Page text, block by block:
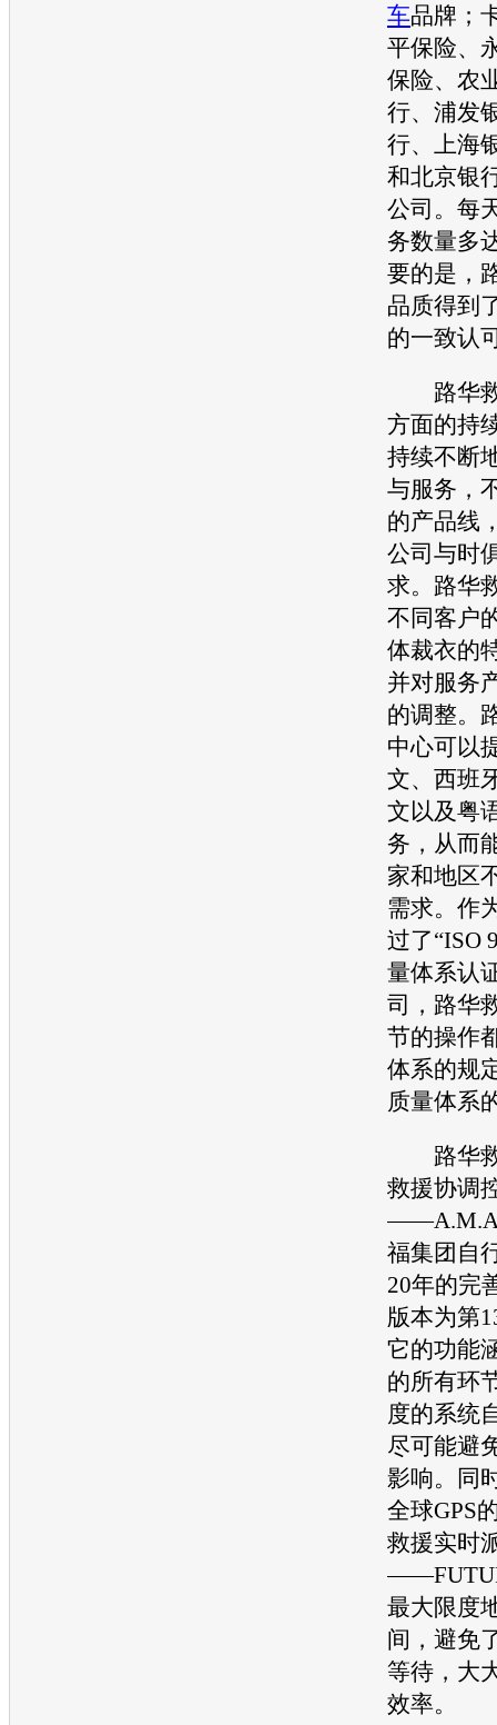
车品牌；
平保险、
保险、农
行、浦发
行、上海
和北京银
公司。每
务数量多
要的是，
品质得到
的一致认
路华救
方面的持
持续不断
与服务，
的产品线
公司与时
求。路华
不同客户
体裁衣的
并对服务
的调整。
中心可以
文、西班
文以及粤
务，从而
家和地区
需求。作
过了“ISO
量体系认
司，路华
节的操作
体系的规
质量体系
路华救
救援协调
——A.M.A
福集团自
20年的完
版本为第
它的功能
的所有环
度的系统
尽可能避
影响。同
全球GPS
救援实时
最大限度
间，避免
等待，大
效率。